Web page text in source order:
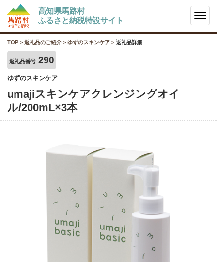
高知県馬路村
ふるさと納税特設サイト
TOP > 返礼品のご紹介 > ゆずのスキンケア > 返礼品詳細
返礼品番号 290
ゆずのスキンケア
umajiスキンケアクレンジングオイ
ル/200mL×3本